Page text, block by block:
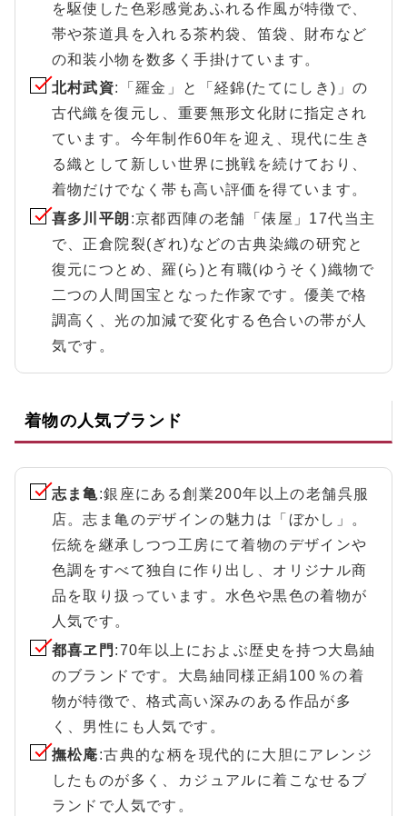
を駆使した色彩感覚あふれる作風が特徴で、
帯や茶道具を入れる茶杓袋、笛袋、財布など
の和装小物を数多く手掛けています。
北村武資:「羅金」と「経錦(たてにしき)」の
古代織を復元し、重要無形文化財に指定され
ています。今年制作60年を迎え、現代に生き
る織として新しい世界に挑戦を続けており、
着物だけでなく帯も高い評価を得ています。
喜多川平朗 :京都西陣の老舗「俵屋」17代当主
で、正倉院裂(ぎれ)などの古典染織の研究と
復元につとめ、羅(ら)と有職(ゆうそく)織物で
二つの人間国宝となった作家です。優美で格
調高く、光の加減で変化する色合いの帯が人
気です。
着物の人気ブランド
志ま亀:銀座にある創業200年以上の老舗呉服
店。志ま亀のデザインの魅力は「ぼかし」。
伝統を継承しつつ工房にて着物のデザインや
色調をすべて独自に作り出し、オリジナル商
品を取り扱っています。水色や黒色の着物が
人気です。
都喜ヱ門 :70年以上におよぶ歴史を持つ大島紬
のブランドです。大島紬同様正絹100％の着
物が特徴で、格式高い深みのある作品が多
く、男性にも人気です。
撫松庵:古典的な柄を現代的に大胆にアレンジ
したものが多く、カジュアルに着こなせるブ
ランドで人気です。